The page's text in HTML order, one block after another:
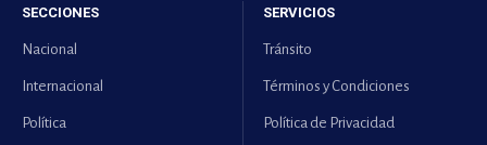
SECCIONES
Nacional
Internacional
Política
SERVICIOS
Tránsito
Términos y Condiciones
Política de Privacidad